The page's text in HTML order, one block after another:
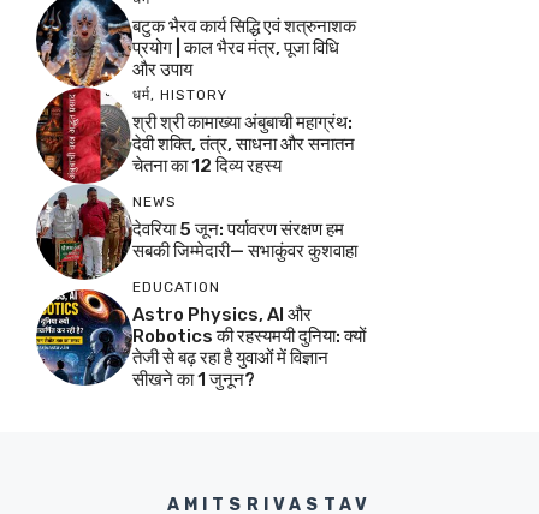
बटुक भैरव कार्य सिद्धि एवं शत्रुनाशक
प्रयोग | काल भैरव मंत्र, पूजा विधि
और उपाय
धर्म, HISTORY
श्री श्री कामाख्या अंबुबाची महाग्रंथ:
देवी शक्ति, तंत्र, साधना और सनातन
चेतना का 12 दिव्य रहस्य
NEWS
देवरिया 5 जून: पर्यावरण संरक्षण हम
सबकी जिम्मेदारी— सभाकुंवर कुशवाहा
EDUCATION
Astro Physics, AI और
Robotics की रहस्यमयी दुनिया: क्यों
तेजी से बढ़ रहा है युवाओं में विज्ञान
सीखने का 1 जुनून?
AMITSRIVASTAV